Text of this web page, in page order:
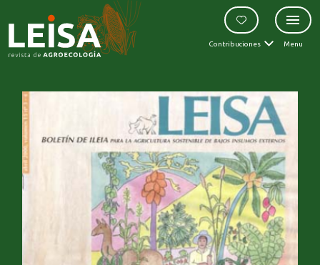
Contribuciones Menu